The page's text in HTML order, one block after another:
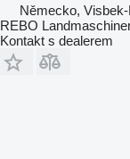
Německo,
REBO
Kontakt s dealerem